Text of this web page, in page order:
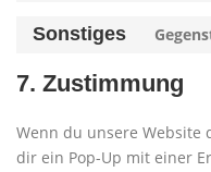
Sonstiges
7. Zustimmung
Wenn du unsere Website
dir ein Pop-Up mit einer